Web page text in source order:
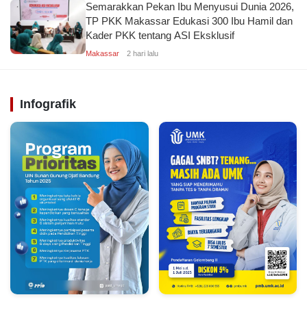
Semarakkan Pekan Ibu Menyusui Dunia 2026,
TP PKK Makassar Edukasi 300 Ibu Hamil dan
Kader PKK tentang ASI Eksklusif
Makassar 2 hari lalu
Infografik